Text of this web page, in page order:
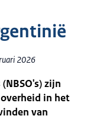
2026
zijn
in het
van